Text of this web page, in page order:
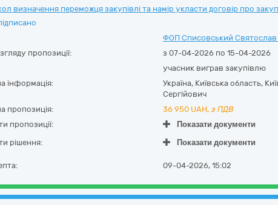
визначення переможця закупівлі та намір укласти договір про
ФОП Списовський Святослав
пропозиції:
з 07-04-2026 по 15-04-2026
учасник виграв закупівлю
інформація:
Україна, Київська область,
Сергійович
пропозиція:
36 950 UAH, з ПДВ
пропозиції:
Показати документи
рішення:
Показати документи
09-04-2026, 15:02